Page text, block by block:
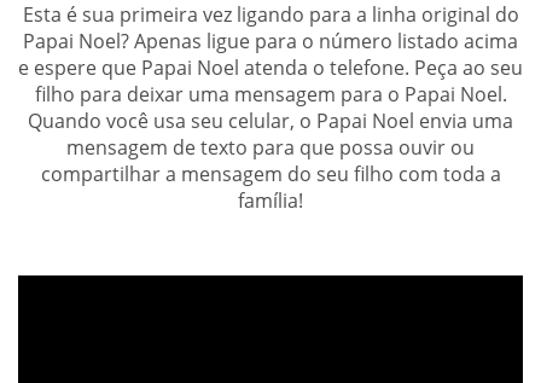
Esta é sua primeira vez ligando para a linha original do
Papai Noel? Apenas ligue para o número listado acima
e espere que Papai Noel atenda o telefone. Peça ao seu
filho para deixar uma mensagem para o Papai Noel.
Quando você usa seu celular, o Papai Noel envia uma
mensagem de texto para que possa ouvir ou
compartilhar a mensagem do seu filho com toda a
família!